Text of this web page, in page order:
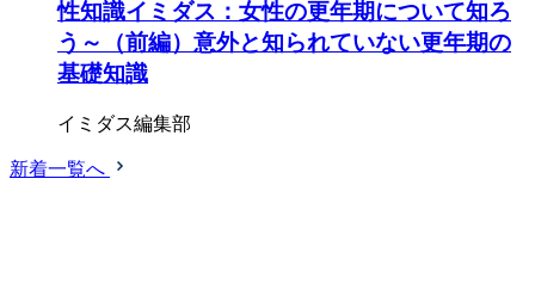
性知識イミダス：女性の更年期について知ろ
う～（前編）意外と知られていない更年期の
基礎知識
イミダス編集部
新着一覧へ